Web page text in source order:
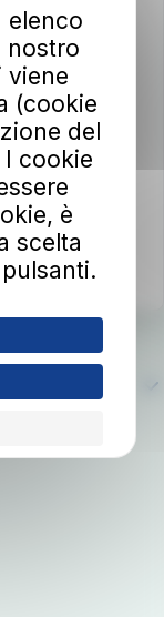
elenco
nostro
viene
(cookie
del
cookie
è
scelta